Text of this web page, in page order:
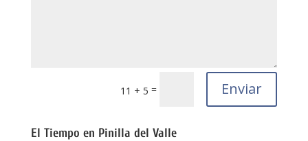
11 + 5 = Enviar
El Tiempo en Pinilla del Valle